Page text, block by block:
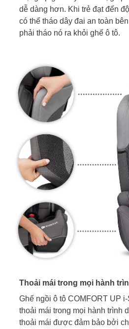
dễ dàng hơn. Khi trẻ đạt đến
có thể tháo dây đai an toàn
phải tháo nó ra khỏi ghế ô tô.
Thoải mái trong mọi hành
Ghế ngồi ô tô COMFORT UP
thoải mái trong mọi hành trình
thoải mái được đảm bảo bởi